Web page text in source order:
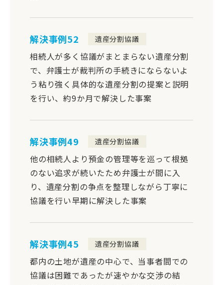
解決事例52 遺産分割協議
相続人が多く協議がまとまらない遺産分割
で、弁護士が裁判所の手続きにならないよ
う粘り強く具体的な遺産分割の提案と説明
を行い、約9か月で解決した事案
解決事例49 遺産分割協議
他の相続人より預金の管理等を巡って根拠
のない追求が続いたため弁護士が間に入
り、遺産分割の争点を整理しながら丁寧に
協議を行い早期に解決した事案
解決事例45 遺産分割協議
都内の土地が遺産の中心で、当事者間での
協議は困難であったが速やかな交渉の結